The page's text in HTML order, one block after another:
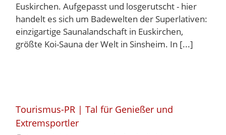
Euskirchen. Aufgepasst und losgerutscht - hier
handelt es sich um Badewelten der Superlativen:
einzigartige Saunalandschaft in Euskirchen,
größte Koi-Sauna der Welt in Sinsheim. In [...]
Tourismus-PR | Tal für Genießer und
Extremsportler